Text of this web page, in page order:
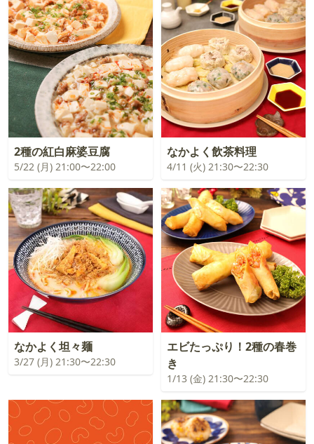
2種の紅白麻婆豆腐
5/22 (月) 21:00〜22:00
なかよく飲茶料理
4/11 (火) 21:30〜22:30
なかよく坦々麺
3/27 (月) 21:30〜22:30
エビたっぷり！2種の春巻
き
1/13 (金) 21:30〜22:30